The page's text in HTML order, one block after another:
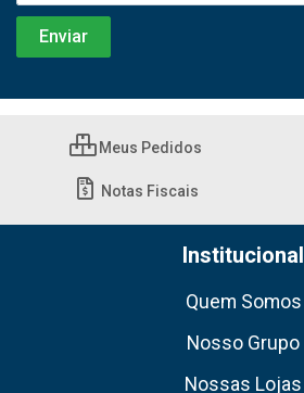
Meus Pedidos
Notas Fiscais
Institucional
Quem Somos
Nosso Grupo
Nossas Lojas